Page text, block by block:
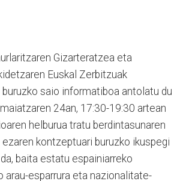
Gizarteratzea eta
Euskal Zerbitzuak
saio informatiboa antolatu du
24an, 17:30-19:30 artean
helburua tratu berdintasunaren
kontzeptuari buruzko ikuspegi
baita estatu espainiarreko
arau-esparrura eta nazionalitate-